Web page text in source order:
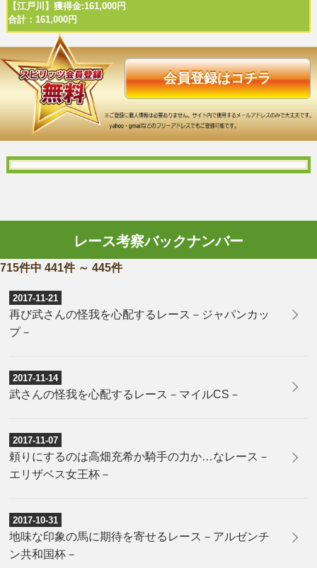
【江戸川】獲得金:161,000円
合計：161,000円
会員登録はコチラ
レース考察バックナンバー
715件中 441件 ～ 445件
2017-11-21
再び武さんの怪我を心配するレース－ジャパンカッ
プ－
2017-11-14
武さんの怪我を心配するレース－マイルCS－
2017-11-07
頼りにするのは高畑充希か騎手の力か…なレース－
エリザベス女王杯－
2017-10-31
地味な印象の馬に期待を寄せるレース－アルゼンチ
ン共和国杯－